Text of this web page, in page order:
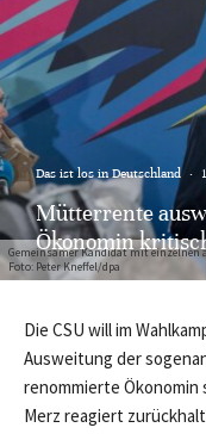
Gemeinsamer Kandidat mit einzelnen
Foto: Peter Kneffel/dpa
Das ist los in Deutschland ·
Mütterrente
Ökonomin
Die CSU will im
Ausweitung der
renommierte Ökonomin
Merz reagiert